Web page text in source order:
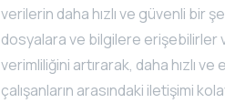
verilerin daha hızlı ve güvenli bir
dosyalara ve bilgilere erişebilirler
verimliliğini artırarak, daha hızlı ve
çalışanların arasındaki iletişimi